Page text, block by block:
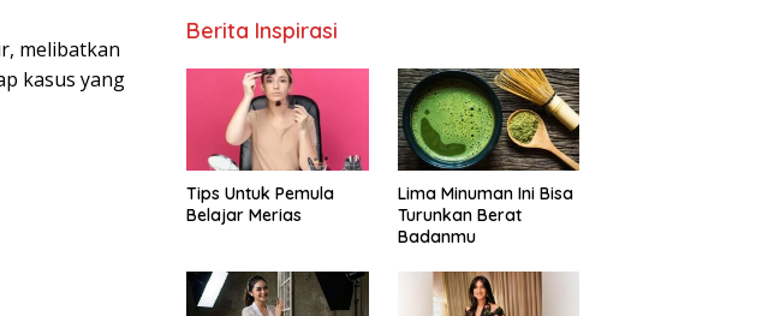
melibatkan
kasus yang
Berita Inspirasi
Tips Untuk Pemula
Belajar Merias
Lima Minuman Ini Bisa
Turunkan Berat
Badanmu